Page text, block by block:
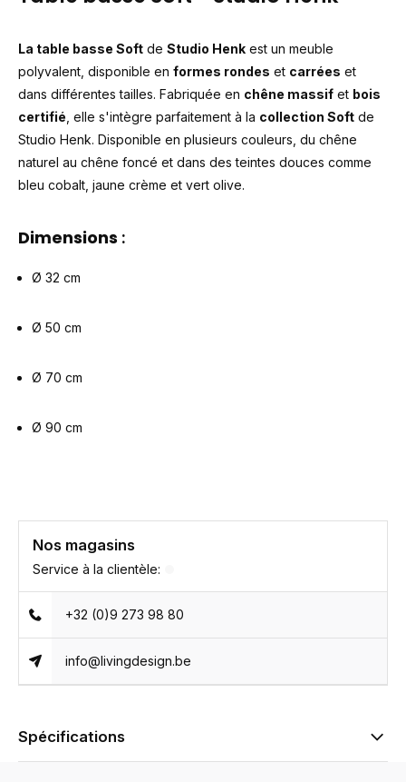
La table basse Soft de Studio Henk est un meuble
polyvalent, disponible en formes rondes et carrées et
dans différentes tailles. Fabriquée en chêne massif et bois
certifié , elle s'intègre parfaitement à la collection Soft de
Studio Henk. Disponible en plusieurs couleurs, du chêne
naturel au chêne foncé et dans des teintes douces comme
bleu cobalt, jaune crème et vert olive.
Dimensions :
Ø 32 cm
Ø 50 cm
Ø 70 cm
Ø 90 cm
Nos magasins
Service à la clientèle:
+32 (0)9 273 98 80
info@livingdesign.be
Spécifications